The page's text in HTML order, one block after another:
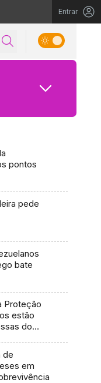
Entrar
pontos
pede
bate
Proteção
estão
do
de
em